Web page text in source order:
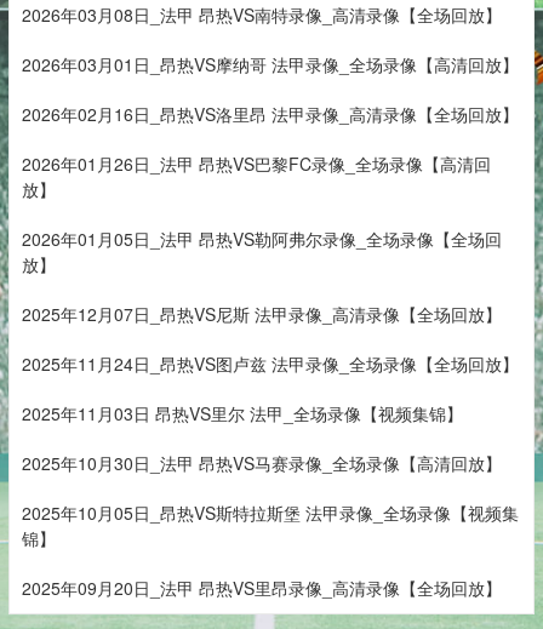
2026年03月08日_法甲 昂热VS南特录像_高清录像【全场回放】
2026年03月01日_昂热VS摩纳哥 法甲录像_全场录像【高清回放】
2026年02月16日_昂热VS洛里昂 法甲录像_高清录像【全场回放】
2026年01月26日_法甲 昂热VS巴黎FC录像_全场录像【高清回
放】
2026年01月05日_法甲 昂热VS勒阿弗尔录像_全场录像【全场回
放】
2025年12月07日_昂热VS尼斯 法甲录像_高清录像【全场回放】
2025年11月24日_昂热VS图卢兹 法甲录像_全场录像【全场回放】
2025年11月03日 昂热VS里尔 法甲_全场录像【视频集锦】
2025年10月30日_法甲 昂热VS马赛录像_全场录像【高清回放】
2025年10月05日_昂热VS斯特拉斯堡 法甲录像_全场录像【视频集
锦】
2025年09月20日_法甲 昂热VS里昂录像_高清录像【全场回放】